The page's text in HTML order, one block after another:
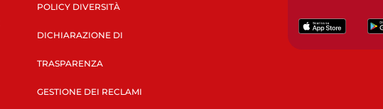
POLICY DIVERSITÀ
DICHIARAZIONE DI
TRASPARENZA
GESTIONE DEI RECLAMI